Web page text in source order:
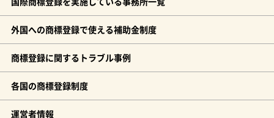
外国への商標登録で使える補助金制度
商標登録に関するトラブル事例
各国の商標登録制度
運営者情報